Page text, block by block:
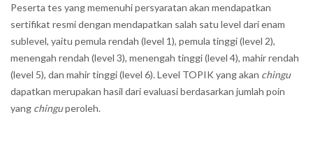
Peserta tes yang memenuhi persyaratan akan mendapatkan
sertifikat resmi dengan mendapatkan salah satu level dari enam
sublevel, yaitu pemula rendah (level 1), pemula tinggi (level 2),
menengah rendah (level 3), menengah tinggi (level 4), mahir rendah
(level 5), dan mahir tinggi (level 6). Level TOPIK yang akan chingu
dapatkan merupakan hasil dari evaluasi berdasarkan jumlah poin
yang chinguperoleh.